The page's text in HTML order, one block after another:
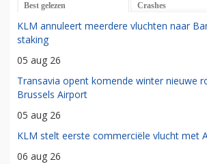
Best gelezen Crashes
KLM annuleert meerdere vluchten naar
staking
05 aug 26
Transavia opent komende winter nieuwe
Brussels Airport
05 aug 26
KLM stelt eerste commerciële vlucht met
06 aug 26